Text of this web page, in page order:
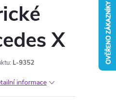
X
L-9352
informace